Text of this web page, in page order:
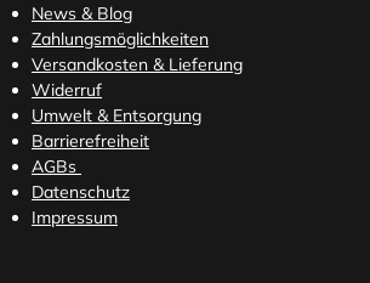
News & Blog
Zahlungsmöglichkeiten
Versandkosten & Lieferung
Widerruf
Umwelt & Entsorgung
Barrierefreiheit
AGBs
Datenschutz
Impressum